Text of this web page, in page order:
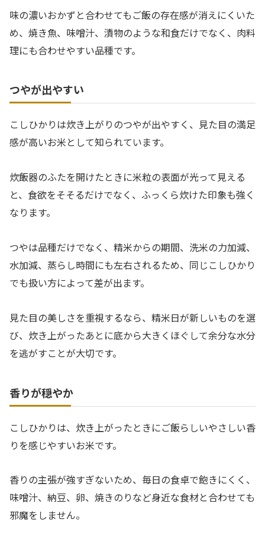
味の濃いおかずと合わせてもご飯の存在感が消えにくいた
め、焼き魚、味噌汁、漬物のような和食だけでなく、肉料
理にも合わせやすい品種です。
つやが出やすい
こしひかりは炊き上がりのつやが出やすく、見た目の満足
感が高いお米として知られています。
炊飯器のふたを開けたときに米粒の表面が光って見える
と、食欲をそそるだけでなく、ふっくら炊けた印象も強く
なります。
つやは品種だけでなく、精米からの期間、洗米の力加減、
水加減、蒸らし時間にも左右されるため、同じこしひかり
でも扱い方によって差が出ます。
見た目の美しさを重視するなら、精米日が新しいものを選
び、炊き上がったあとに底から大きくほぐして余分な水分
を逃がすことが大切です。
香りが穏やか
こしひかりは、炊き上がったときにご飯らしいやさしい香
りを感じやすいお米です。
香りの主張が強すぎないため、毎日の食卓で飽きにくく、
味噌汁、納豆、卵、焼きのりなど身近な食材と合わせても
邪魔をしません。